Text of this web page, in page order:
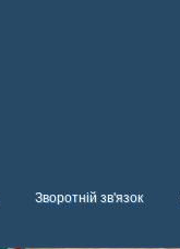
Зворотній зв'язок